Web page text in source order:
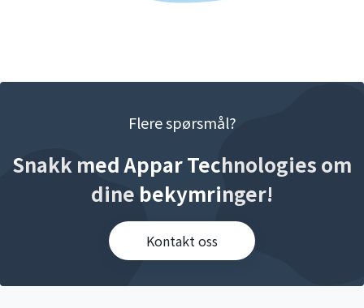
Flere spørsmål?
Snakk med Appar Technologies om
dine bekymringer!
Kontakt oss